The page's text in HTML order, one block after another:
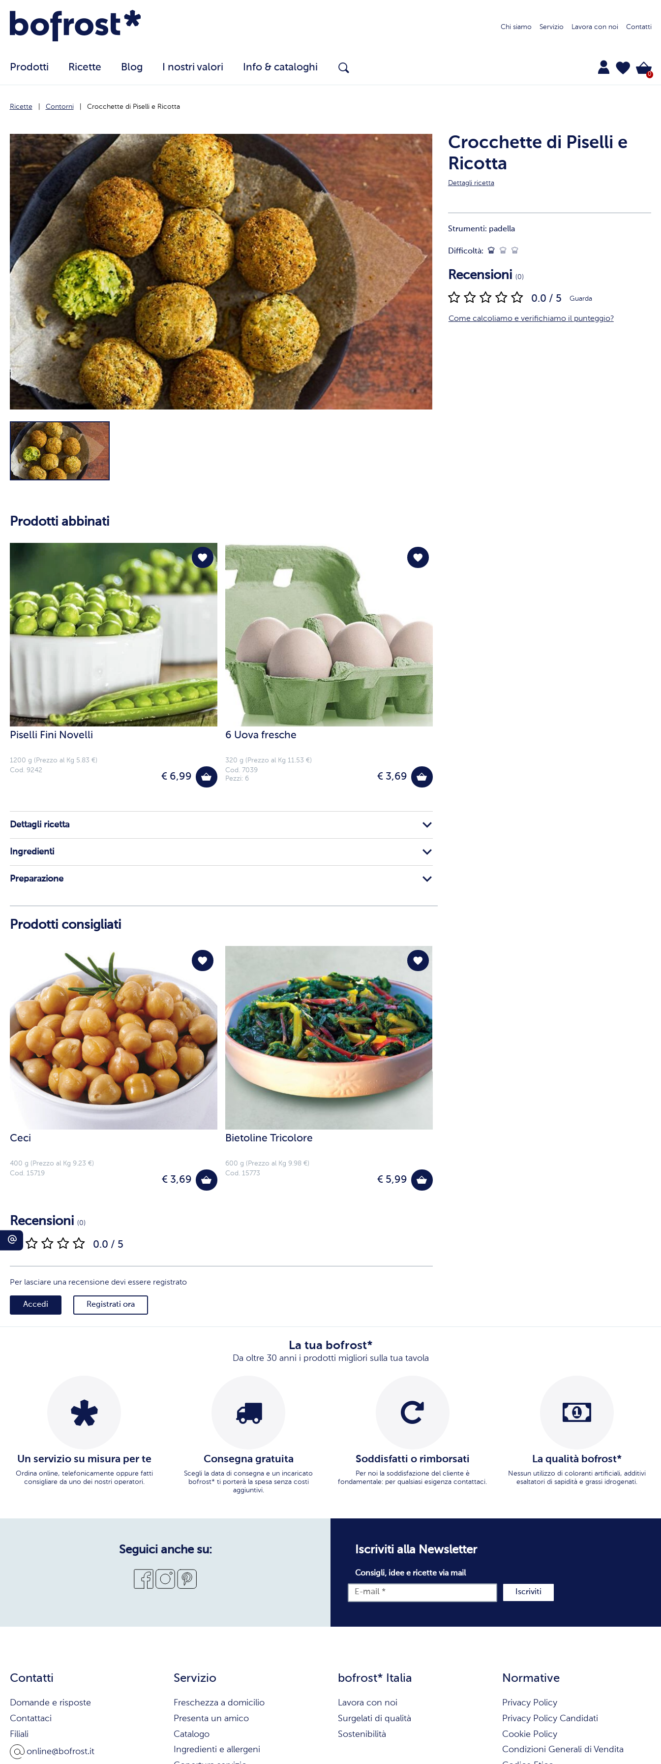
Chi siamo Servizio Lavora con noi Contatti
Prodotti Ricette Blog I nostri valori Info & cataloghi
0
Ricette Contorni Crocchette di Piselli e Ricotta
Crocchette di Piselli e
Ricotta
Dettagli ricetta
Strumenti: padella
Difficoltà:
Recensioni (0)
0.0 / 5 Guarda
Come calcoliamo e verifichiamo il punteggio?
Prodotti abbinati
Piselli Fini Novelli
1200 g (Prezzo al Kg 5.83 €)
€ 6,99
Cod. 9242
6 Uova fresche
320 g (Prezzo al Kg 11.53 €)
€ 3,69
Cod. 7039
Pezzi: 6
Dettagli ricetta
Ingredienti
Preparazione
Prodotti consigliati
Ceci
400 g (Prezzo al Kg 9.23 €)
€ 3,69
Cod. 15719
Bietoline Tricolore
600 g (Prezzo al Kg 9.98 €)
€ 5,99
Cod. 15773
Recensioni (0)
0.0 / 5
Per lasciare una recensione devi essere registrato
Accedi Registrati ora
La tua bofrost*
Da oltre 30 anni i prodotti migliori sulla tua tavola
Un servizio su misura per te
Ordina online, telefonicamente oppure fatti
consigliare da uno dei nostri operatori.
Consegna gratuita
Scegli la data di consegna e un incaricato
bofrost* ti porterà la spesa senza costi
aggiuntivi.
Soddisfatti o rimborsati
Per noi la soddisfazione del cliente è
fondamentale: per qualsiasi esigenza contattaci.
La qualità bofrost*
Nessun utilizzo di coloranti artificiali, additivi
esaltatori di sapidità e grassi idrogenati.
Contatti
Domande e risposte
Contattaci
Filiali
online@bofrost.it
Servizio
Freschezza a domicilio
Presenta un amico
Catalogo
Ingredienti e allergeni
bofrost* Italia
Lavora con noi
Surgelati di qualità
Sostenibilità
Normative
Privacy Policy
Privacy Policy Candidati
Cookie Policy
Condizioni Generali di Vendita
Seguici anche su: Iscriviti alla Newsletter
Consigli, idee e ricette via mail
Iscriviti